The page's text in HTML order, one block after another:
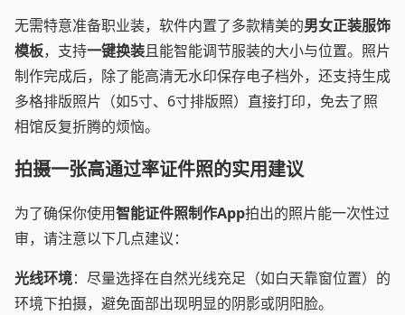
无需特意准备职业装，软件内置了多款精美的男女正装服饰
模板，支持一键换装且能智能调节服装的大小与位置。照片
制作完成后，除了能高清无水印保存电子档外，还支持生成
多格排版照片（如5寸、6寸排版照）直接打印，免去了照
相馆反复折腾的烦恼。
拍摄一张高通过率证件照的实用建议
为了确保你使用智能证件照制作App拍出的照片能一次性过
审，请注意以下几点建议：
光线环境：尽量选择在自然光线充足（如白天靠窗位置）的
环境下拍摄，避免面部出现明显的阴影或阴阳脸。